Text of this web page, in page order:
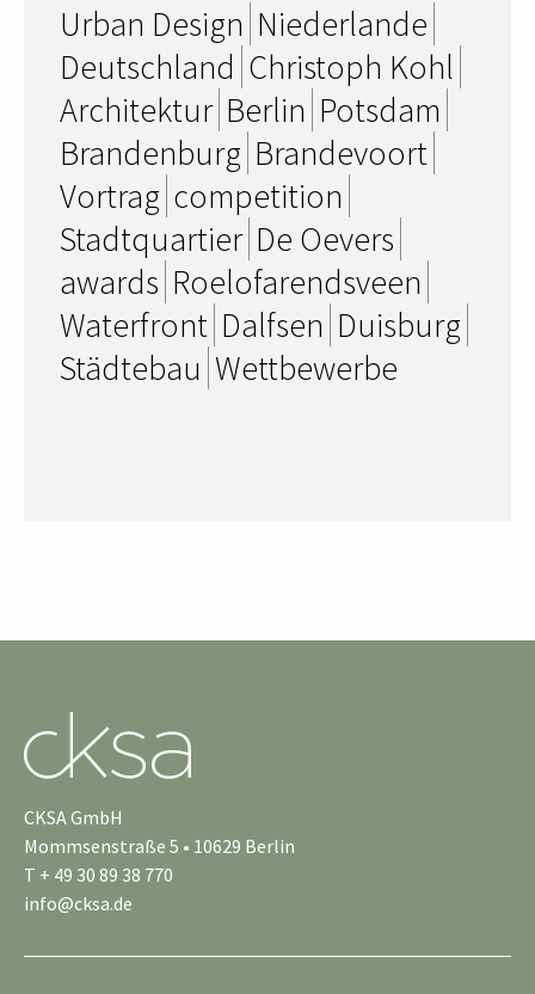
Urban Design Niederlande
Deutschland Christoph Kohl
Architektur Berlin Potsdam
Brandenburg Brandevoort
Vortrag competition
Stadtquartier De Oevers
awards Roelofarendsveen
Waterfront Dalfsen Duisburg
Städtebau Wettbewerbe
CKSA GmbH
Mommsenstraße 5 • 10629 Berlin
T + 49 30 89 38 770
info@cksa.de